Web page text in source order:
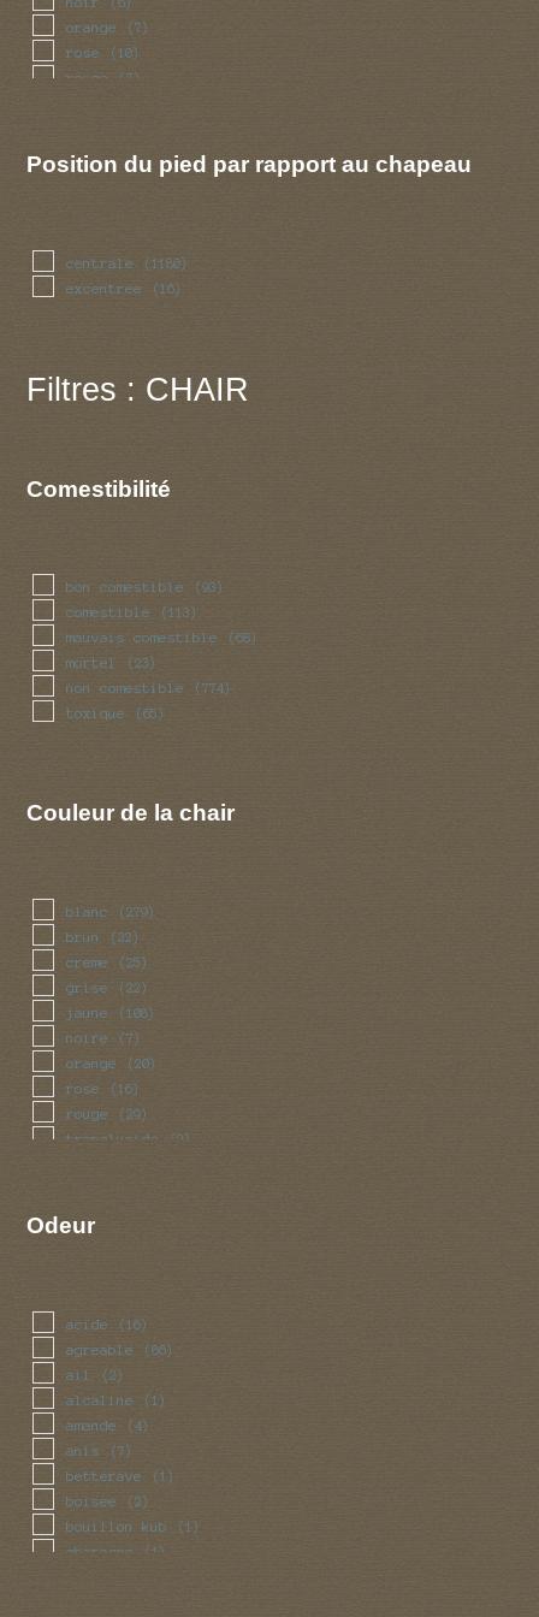
orange (7)
rose (10)
rouge (7)
Position du pied par rapport au chapeau
centrale (1180)
excentree (16)
Filtres : CHAIR
Comestibilité
bon comestible (93)
comestible (113)
mauvais comestible (68)
mortel (23)
non comestible (774)
toxique (65)
Couleur de la chair
blanc (279)
brun (32)
creme (25)
grise (22)
jaune (108)
noire (7)
orange (20)
rose (16)
rouge (29)
translucide (2)
Odeur
acide (16)
agreable (86)
ail (2)
alcaline (1)
amande (4)
anis (7)
betterave (1)
boisee (2)
bouillon kub (1)
charogne (1)